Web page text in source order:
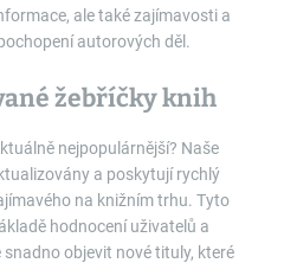
ale také zajímavosti a
autorových děl.
žebříčky knih
nejpopulárnější? Naše
a poskytují rychlý
na knižním trhu. Tyto
hodnocení uživatelů a
objevit nové tituly, které